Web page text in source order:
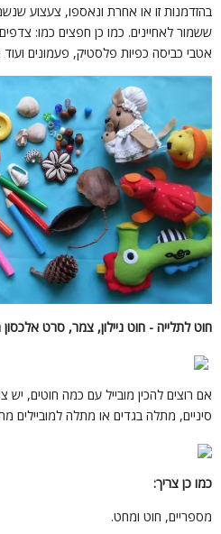
זו או אחרת ונאספו, צעצוע
לאחיינים. כמו כן חפצים כמו: צדפים,
כביסה כפיות פלסטיק, פעמונים ועוד
לתלייה - חוט ניילון, צמר, סרט אלכסון
רוצים להכין מובייל עם כמה חוטים, יש
מתלה בגדים או מתלה למוביילים
כן צריך:
חוט ומחט.